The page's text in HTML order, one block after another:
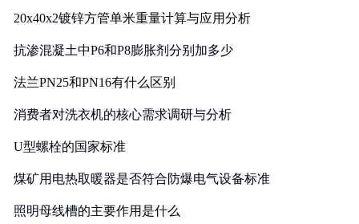
20x40x2镀锌方管单米重量计算与应用分析
抗渗混凝土中P6和P8膨胀剂分别加多少
法兰PN25和PN16有什么区别
消费者对洗衣机的核心需求调研与分析
U型螺栓的国家标准
煤矿用电热取暖器是否符合防爆电气设备标准
照明母线槽的主要作用是什么